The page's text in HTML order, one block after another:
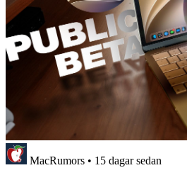
MacRumors • 15 dagar sedan